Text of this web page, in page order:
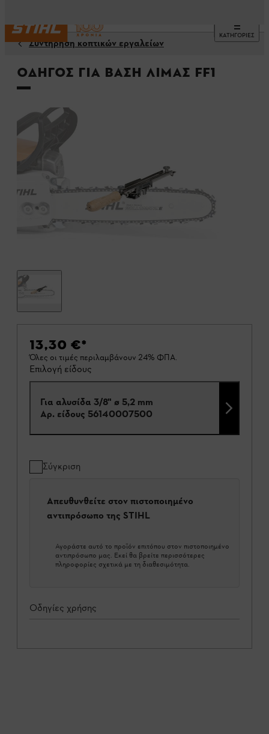
ΚΑΤΗΓΟΡΙΕΣ
Συντήρηση κοπτικών εργαλείων
Οδηγός για βάση λίμας FF1
13,30 €*
Όλες οι τιμές περιλαμβάνουν 24% ΦΠΑ.
Επιλογή είδους
Για αλυσίδα 3/8" ø 5,2 mm
Αρ. είδους 56140007500
Σύγκριση
Απευθυνθείτε στον πιστοποιημένο
αντιπρόσωπο της STIHL
Αγοράστε αυτό το προϊόν επιτόπου στον πιστοποιημένο
αντιπρόσωπο μας. Εκεί θα βρείτε περισσότερες
πληροφορίες σχετικά με τη διαθεσιμότητα.
Οδηγίες χρήσης